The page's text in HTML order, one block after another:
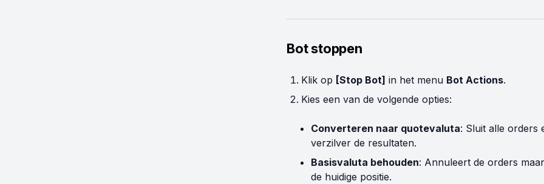
Bot stoppen
Klik op [Stop Bot] in het menu Bot Actions.
Kies een van de volgende opties:
Converteren naar quotevaluta: Sluit alle orders
verzilver de resultaten.
Basisvaluta behouden: Annuleert de orders
de huidige positie.